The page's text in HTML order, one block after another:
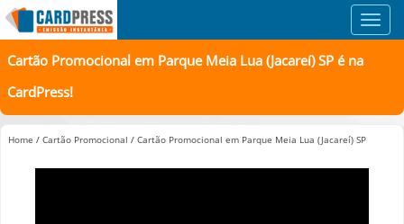
Cartão Promocional em Parque Meia Lua (Jacareí) SP é na
CardPress!
Home / Cartão Promocional / Cartão Promocional em Parque Meia Lua (Jacareí) SP